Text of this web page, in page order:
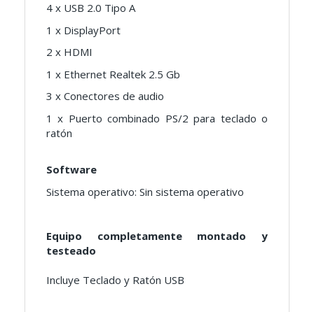
4 x USB 2.0 Tipo A
1 x DisplayPort
2 x HDMI
1 x Ethernet Realtek 2.5 Gb
3 x Conectores de audio
1 x Puerto combinado PS/2 para teclado o
ratón
Software
Sistema operativo: Sin sistema operativo
Equipo completamente montado y
testeado
Incluye Teclado y Ratón USB